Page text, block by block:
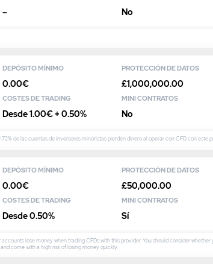
– No
DEPÓSITO MÍNIMO
0.00€
PROTECCIÓN DE DATOS
£1,000,000.00
COSTES DE TRADING
Desde 1.00€ + 0.50%
MINI CONTRATOS
No
de las cuentas de inversores minoristas pierden dinero al operar con CFD con este
DEPÓSITO MÍNIMO
0.00€
PROTECCIÓN DE DATOS
£50,000.00
COSTES DE TRADING
Desde 0.50%
MINI CONTRATOS
Sí
lose money when trading CFDs with this provider. You should consider
come with a high risk of losing money quickly.